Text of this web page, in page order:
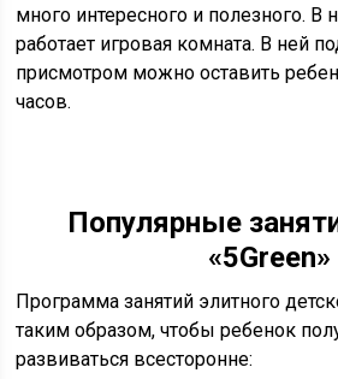
много интересного и полезного. В
работает игровая комната. В ней
присмотром можно оставить
часов.
Популярные
«5Green»
Программа занятий элитного
таким образом, чтобы ребенок
развиваться всесторонне: